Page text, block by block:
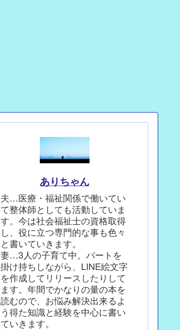
ありちゃん
夫…医療・福祉関係で働いてい
て整体師としても活動していま
す。今は社会福祉士の資格取得
し、役に立つ専門的な事も色々
と書いていきます。
妻…3人の子育て中。パートを
掛け持ちしながら、LINE絵文字
を作成してリリースしたりして
ます。年間でかなりの量の本を
読むので、お悩み解決出来るよ
う得た知識と経験を中心に書い
ていきます。